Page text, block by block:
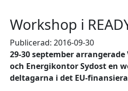
Workshop i
Publicerad: 2016-09-30
29-30 september
och Energikontor Sydost en
deltagarna i det EU-